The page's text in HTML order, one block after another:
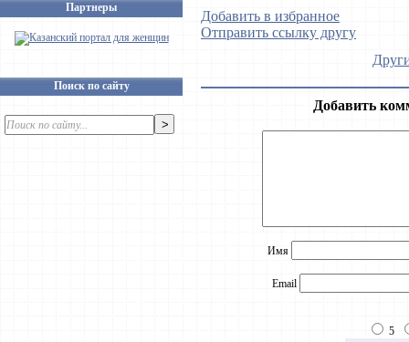
Партнеры
Поиск по сайту
Добавить в избранное
Отправить ссылку другу
Добавить
Имя
Email
5